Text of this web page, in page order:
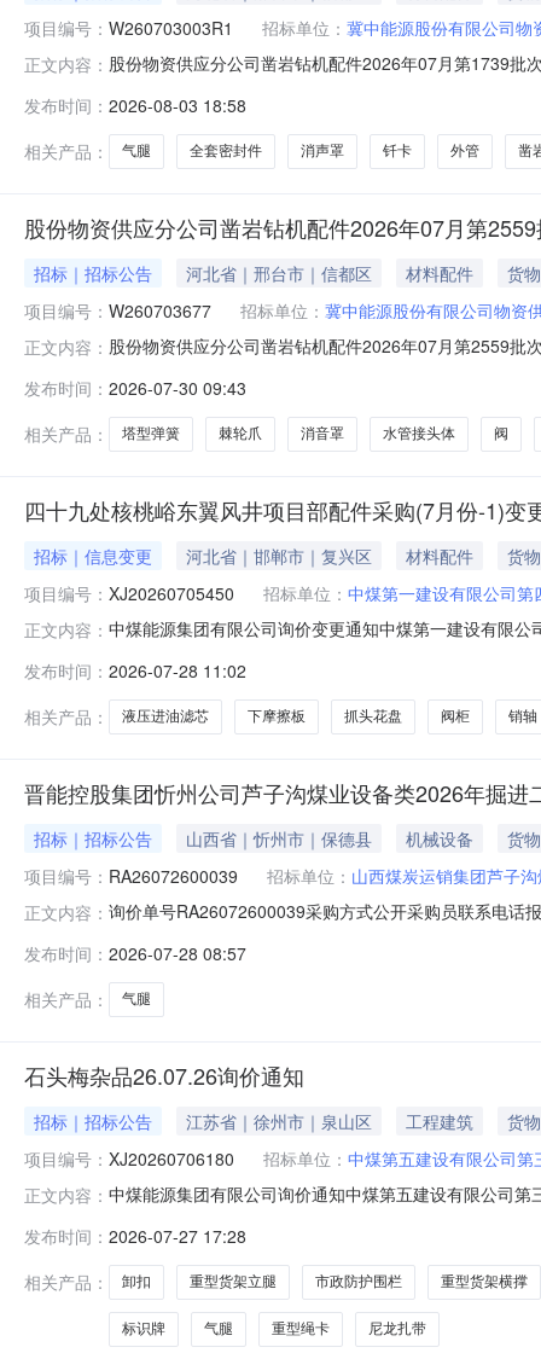
项目编号： W260703003R1 招标单位： 冀中能源股份有限公司物
正文内容： 股份物资供应分公司凿岩钻机配件2026年07月第1739批
100009334消声罩YT28YT27-106A件10.0002027-01-
发布时间： 2026-08-03 18:58
相关产品：
气腿 全套密封件 消声罩 钎卡 外管 凿
股份物资供应分公司凿岩钻机配件2026年07月第
招标｜招标公告 河北省｜邢台市｜信都区 材料配件
货物
项目编号： W260703677 招标单位： 冀中能源股份有限公司物资
正文内容： 股份物资供应分公司凿岩钻机配件2026年07月第2559
100009268气腿7655(腿长1.2米)件15.0002027-01-
发布时间： 2026-07-30 09:43
相关产品：
塔型弹簧 棘轮爪 消音罩 水管接头体 阀
四十九处核桃峪东翼风井项目部配件采购(7月份-1)变
招标｜信息变更 河北省｜邯郸市｜复兴区 材料配件
货物
项目编号： XJ20260705450 招标单位： 中煤第一建设有限公司第
正文内容： 中煤能源集团有限公司询价变更通知中煤第一建设有限
参与非公开询价业务的报价单位，请登录中煤供应链系
发布时间： 2026-07-28 11:02
相关产品：
液压进油滤芯 下摩擦板 抓头花盘 阀柜 销轴
晋能控股集团忻州公司芦子沟煤业设备类2026年掘
招标｜招标公告 山西省｜忻州市｜保德县 机械设备
货物
项目编号： RA26072600039 招标单位： 山西煤炭运销集团芦子
正文内容： 询价单号RA26072600039采购方式公开采购员联系电话
西忻州市保德县芦子沟煤矿二、保证金额度：0.0元三、
发布时间： 2026-07-28 08:57
相关产品：
气腿
石头梅杂品26.07.26询价通知
招标｜招标公告 江苏省｜徐州市｜泉山区 工程建筑
货物
项目编号： XJ20260706180 招标单位： 中煤第五建设有限公司第
正文内容： 中煤能源集团有限公司询价通知中煤第五建设有限公司
中煤供应链系统（http://ego.chinacoal.com）后，进行
发布时间： 2026-07-27 17:28
相关产品：
卸扣 重型货架立腿 市政防护围栏 重型货架横撑
标识牌 气腿 重型绳卡 尼龙扎带